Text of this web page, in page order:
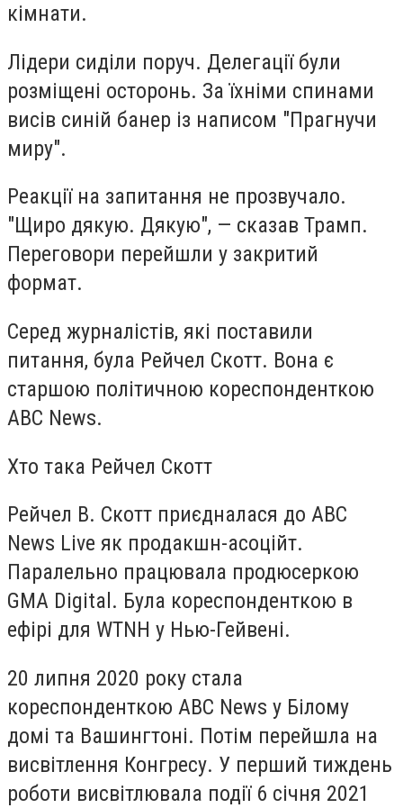
кімнати.
Лідери сиділи поруч. Делегації були
розміщені осторонь. За їхніми спинами
висів синій банер із написом "Прагнучи
миру".
Реакції на запитання не прозвучало.
"Щиро дякую. Дякую", — сказав Трамп.
Переговори перейшли у закритий
формат.
Серед журналістів, які поставили
питання, була Рейчел Скотт. Вона є
старшою політичною кореспонденткою
ABC News.
Хто така Рейчел Скотт
Рейчел В. Скотт приєдналася до ABC
News Live як продакшн-асоційт.
Паралельно працювала продюсеркою
GMA Digital. Була кореспонденткою в
ефірі для WTNH у Нью-Гейвені.
20 липня 2020 року стала
кореспонденткою ABC News у Білому
домі та Вашингтоні. Потім перейшла на
висвітлення Конгресу. У перший тиждень
роботи висвітлювала події 6 січня 2021